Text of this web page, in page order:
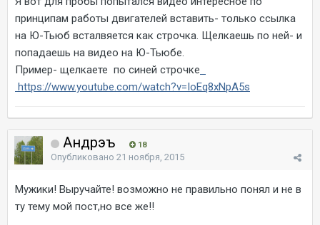
принципам работы двигателей вставить- только ссылка
на Ю-Тьюб всталвяется как строчка. Щелкаешь по ней- и
попадаешь на видео на Ю-Тьюбе.
Пример- щелкаете по синей строчке
https://www.youtube.com/watch?v=IoEq8xNpA5s
Андрэъ 18
Опубликовано 21 ноября, 2015
Мужики! Выручайте! возможно не правильно понял и не в
ту тему мой пост,но все же!!